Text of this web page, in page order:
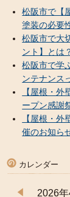
松阪市で【
塗装の必要
松阪市で大
ント】とは
松阪市で学
ンテナンス
【屋根・
ープン感謝
【屋根・
催のお知ら
カレンダー
2026年